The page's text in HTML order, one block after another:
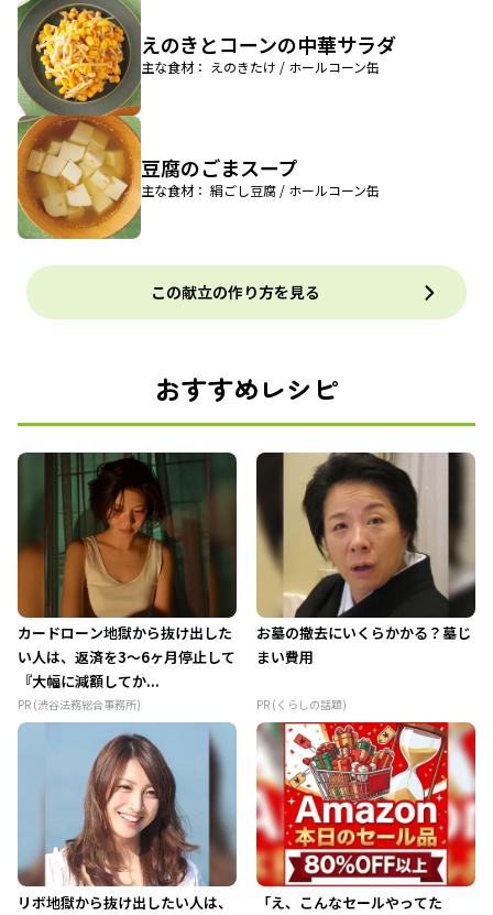
えのきとコーンの中華サラダ
主な食材： えのきたけ / ホールコーン缶
豆腐のごまスープ
主な食材： 絹ごし豆腐 / ホールコーン缶
この献立の作り方を見る
おすすめレシピ
カードローン地獄から抜け出した
い人は、返済を3～6ヶ月停止して
『大幅に減額してか...
PR (渋谷法務総合事務所)
お墓の撤去にいくらかかる？墓じ
まい費用
PR (くらしの話題)
リボ地獄から抜け出したい人は、
「え、こんなセールやってた